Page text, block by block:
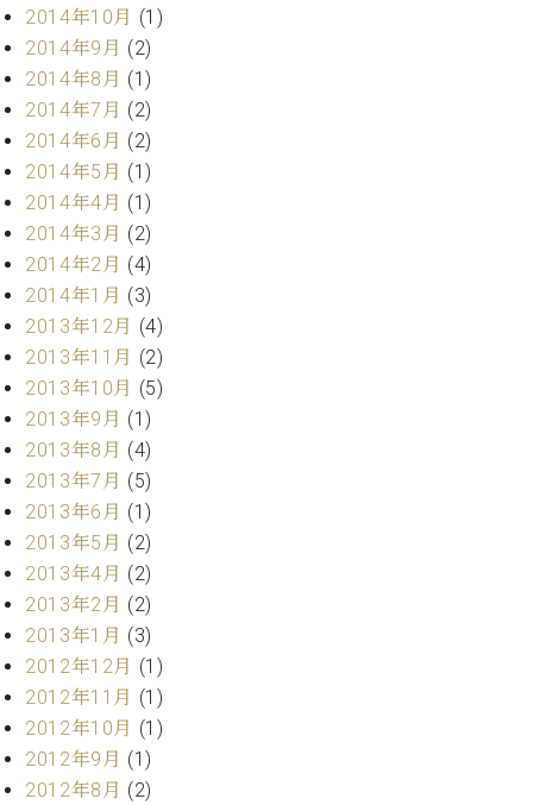
ビ
ス
(
調
律
)
フ
タ
ー
サ
ー
ビ
(調
律)
調
律
師
介
調
律
料
金
表
問
い
合
2014年10月 (1)
2014年9月 (2)
2014年8月 (1)
2014年7月 (2)
2014年6月 (2)
2014年5月 (1)
2014年4月 (1)
2014年3月 (2)
2014年2月 (4)
2014年1月 (3)
2013年12月 (4)
2013年11月 (2)
2013年10月 (5)
2013年9月 (1)
2013年8月 (4)
2013年7月 (5)
2013年6月 (1)
2013年5月 (2)
2013年4月 (2)
2013年2月 (2)
2013年1月 (3)
2012年12月 (1)
2012年11月 (1)
2012年10月 (1)
2012年9月 (1)
2012年8月 (2)